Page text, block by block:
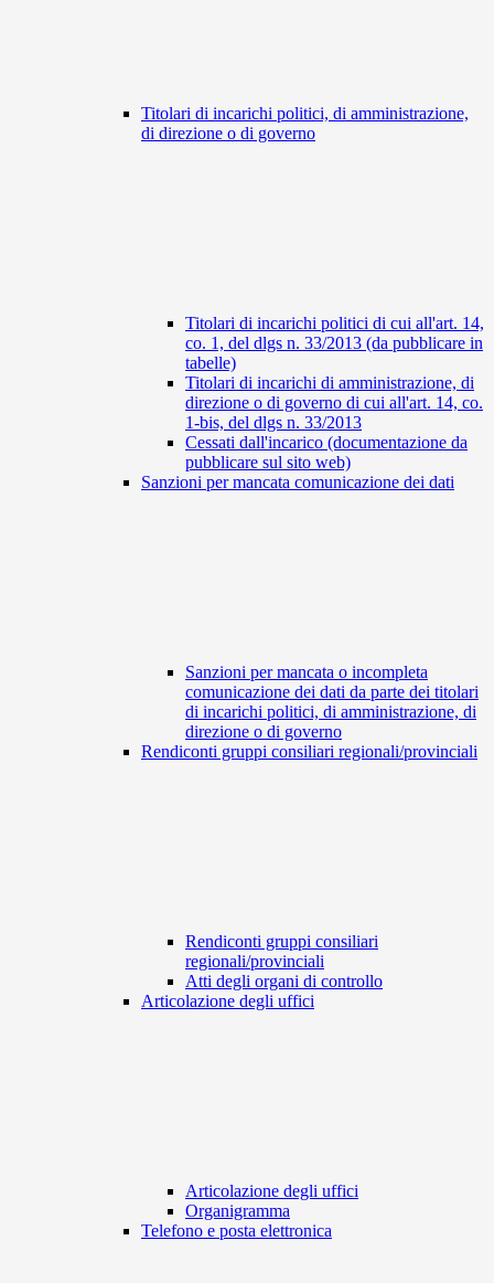
Titolari di incarichi politici, di amministrazione,
di direzione o di governo
Titolari di incarichi politici di cui all'art. 14,
co. 1, del dlgs n. 33/2013 (da pubblicare in
tabelle)
Titolari di incarichi di amministrazione, di
direzione o di governo di cui all'art. 14, co.
1-bis, del dlgs n. 33/2013
Cessati dall'incarico (documentazione da
pubblicare sul sito web)
Sanzioni per mancata comunicazione dei dati
Sanzioni per mancata o incompleta
comunicazione dei dati da parte dei titolari
di incarichi politici, di amministrazione, di
direzione o di governo
Rendiconti gruppi consiliari regionali/provinciali
Rendiconti gruppi consiliari
regionali/provinciali
Atti degli organi di controllo
Articolazione degli uffici
Articolazione degli uffici
Organigramma
Telefono e posta elettronica